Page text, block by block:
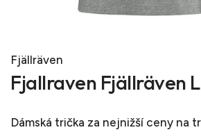
Fjällräven
Fjallraven Fjällräven
Dámská trička za nejnižší ceny na